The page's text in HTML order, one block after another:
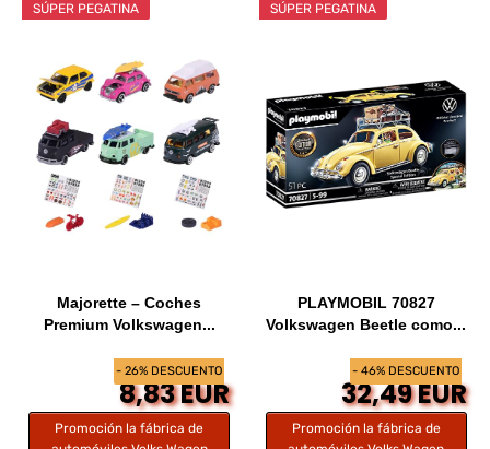
- 26% DESCUENTO
SÚPER PEGATINA
Majorette – Coches
Premium Volkswagen...
8,83 EUR
Promoción la fábrica de
- 46% DESCUENTO
SÚPER PEGATINA
PLAYMOBIL 70827
Volkswagen Beetle como...
32,49 EUR
Promoción la fábrica de